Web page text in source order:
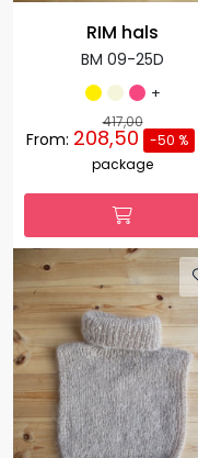
RIM hals
BM 09-25D
+
417,00
From: 208,50 -50 %
package